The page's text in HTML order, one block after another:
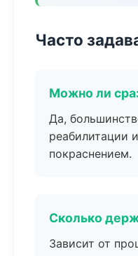
Часто
Можно ли
Да,
реабилитации
покраснением.
Сколько
Зависит от